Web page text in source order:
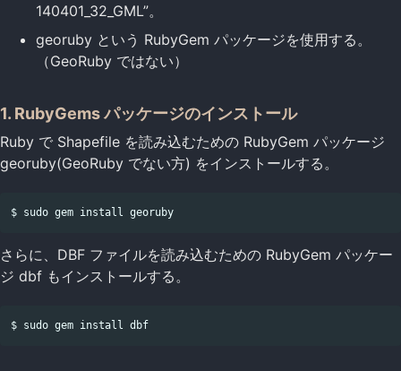
140401_32_GML”。
georuby という RubyGem パッケージを使用する。
（GeoRuby ではない）
1. RubyGems パッケージのインストール
Ruby で Shapefile を読み込むための RubyGem パッケージ
georuby(GeoRuby でない方) をインストールする。
さらに、DBF ファイルを読み込むための RubyGem パッケー
ジ dbf もインストールする。